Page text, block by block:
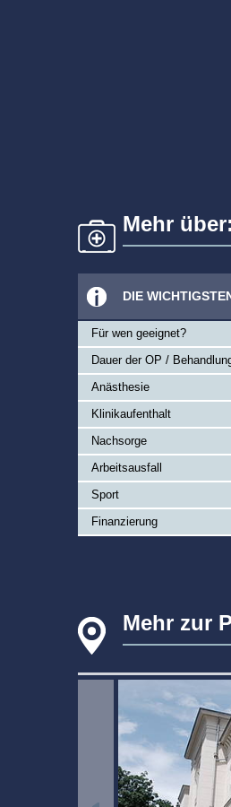
Mehr
DIE
Für wen geeignet?
Dauer der OP /
Anästhesie
Klinikaufenthalt
Nachsorge
Arbeitsausfall
Sport
Finanzierung
Mehr zur